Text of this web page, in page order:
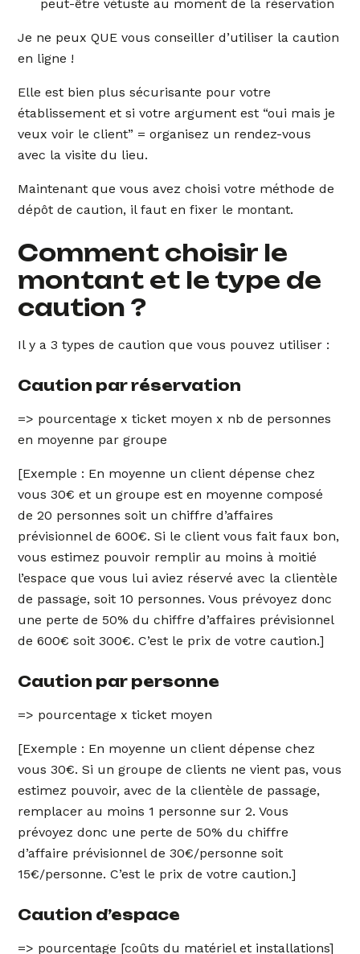
peut-être vétuste au moment de la réservation
Je ne peux QUE vous conseiller d’utiliser la caution
en ligne !
Elle est bien plus sécurisante pour votre
établissement et si votre argument est “oui mais je
veux voir le client” = organisez un rendez-vous
avec la visite du lieu.
Maintenant que vous avez choisi votre méthode de
dépôt de caution, il faut en fixer le montant.
Comment choisir le
montant et le type de
caution ?
Il y a 3 types de caution que vous pouvez utiliser :
Caution par réservation
=> pourcentage x ticket moyen x nb de personnes
en moyenne par groupe
[Exemple : En moyenne un client dépense chez
vous 30€ et un groupe est en moyenne composé
de 20 personnes soit un chiffre d’affaires
prévisionnel de 600€. Si le client vous fait faux bon,
vous estimez pouvoir remplir au moins à moitié
l’espace que vous lui aviez réservé avec la clientèle
de passage, soit 10 personnes. Vous prévoyez donc
une perte de 50% du chiffre d’affaires prévisionnel
de 600€ soit 300€. C’est le prix de votre caution.]
Caution par personne
=> pourcentage x ticket moyen
[Exemple : En moyenne un client dépense chez
vous 30€. Si un groupe de clients ne vient pas, vous
estimez pouvoir, avec de la clientèle de passage,
remplacer au moins 1 personne sur 2. Vous
prévoyez donc une perte de 50% du chiffre
d’affaire prévisionnel de 30€/personne soit
15€/personne. C’est le prix de votre caution.]
Caution d’espace
=> pourcentage [coûts du matériel et installations]